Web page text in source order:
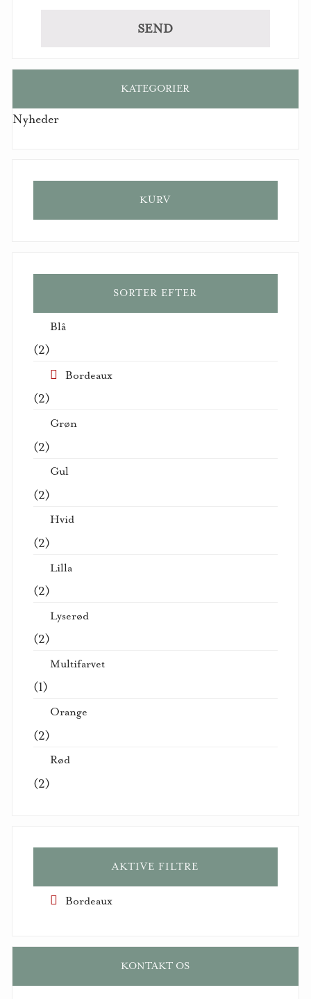
KATEGORIER
Nyheder
KURV
SORTER EFTER
Blå
(2)
Bordeaux
(2)
Grøn
(2)
Gul
(2)
Hvid
(2)
Lilla
(2)
Lyserød
(2)
Multifarvet
(1)
Orange
(2)
Rød
(2)
AKTIVE FILTRE
Bordeaux
KONTAKT OS